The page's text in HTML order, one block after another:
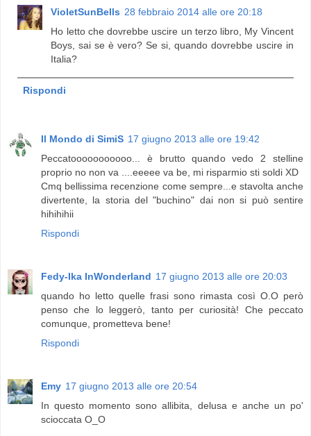
VioletSunBells 28 febbraio 2014 alle ore 20:18
Ho letto che dovrebbe uscire un terzo libro, My Vincent
Boys, sai se è vero? Se si, quando dovrebbe uscire in
Italia?
Rispondi
Il Mondo di SimiS 17 giugno 2013 alle ore 19:42
Peccatooooooooooo... è brutto quando vedo 2 stelline
proprio no non va ....eeeee va be, mi risparmio sti soldi XD
Cmq bellissima recenzione come sempre...e stavolta anche
divertente, la storia del "buchino" dai non si può sentire
hihihihii
Rispondi
Fedy-Ika InWonderland 17 giugno 2013 alle ore 20:03
quando ho letto quelle frasi sono rimasta così O.O però
penso che lo leggerò, tanto per curiosità! Che peccato
comunque, prometteva bene!
Rispondi
Emy 17 giugno 2013 alle ore 20:54
In questo momento sono allibita, delusa e anche un po'
scioccata O_O